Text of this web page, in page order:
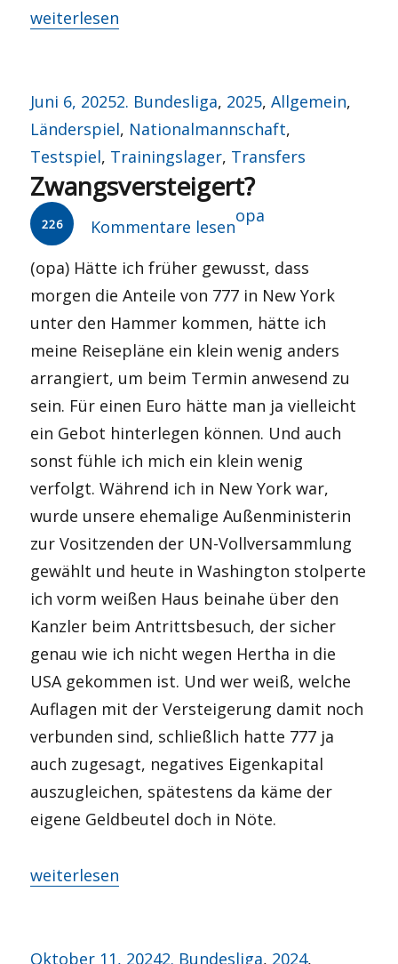
„Sommerblues am Hudsonriver“
weiterlesen
Veröffentlicht
am
Juni 6, 2025Kategorien
2. Bundesliga, 2025,Allgemein,
Länderspiel, Nationalmannschaft,
Testspiel, Trainingslager, Transfers
Zwangsversteigert?
226 Kommentare lesen
Autor
opa
(opa) Hätte ich früher gewusst, dass
morgen die Anteile von 777 in New York
unter den Hammer kommen, hätte ich
meine Reisepläne ein klein wenig anders
arrangiert, um beim Termin anwesend zu
sein. Für einen Euro hätte man ja vielleicht
ein Gebot hinterlegen können. Und auch
sonst fühle ich mich ein klein wenig
verfolgt. Während ich in New York war,
wurde unsere ehemalige Außenministerin
zur Vositzenden der UN-Vollversammlung
gewählt und heute in Washington stolperte
ich vorm weißen Haus beinahe über den
Kanzler beim Antrittsbesuch, der sicher
genau wie ich nicht wegen Hertha in die
USA gekommen ist. Und wer weiß, welche
Auflagen mit der Versteigerung damit noch
verbunden sind, schließlich hatte 777 ja
auch zugesagt, negatives Eigenkapital
auszugleichen, spätestens da käme der
eigene Geldbeutel doch in Nöte.
„Zwangsversteigert?“
weiterlesen
Veröffentlicht
Oktober 11, 2024Kategorien
2. Bundesliga, 2024,